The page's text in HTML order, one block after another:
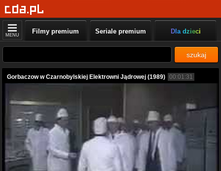
MENU Filmy premium Seriale premium Dla dzieci
szukaj
Gorbaczow w Czarnobylskiej Elektrowni Jądrowej (1989) 00:01:31